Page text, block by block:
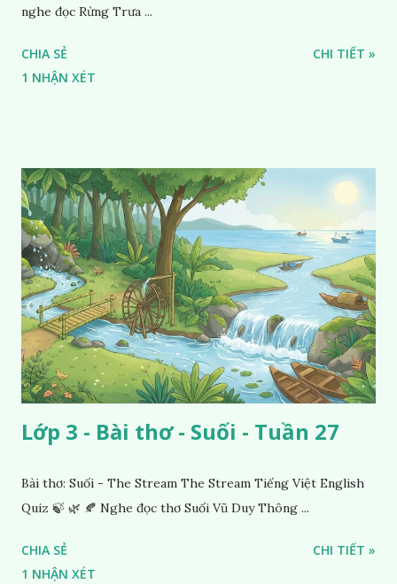
nghe đọc Rừng Trưa ...
CHIA SẺ
1 NHẬN XÉT
CHI TIẾT »
Lớp 3 - Bài thơ - Suối - Tuần 27
Bài thơ: Suối - The Stream The Stream Tiếng Việt English
Quiz 🍃 🌿 🍂 Nghe đọc thơ Suối Vũ Duy Thông ...
CHIA SẺ
1 NHẬN XÉT
CHI TIẾT »